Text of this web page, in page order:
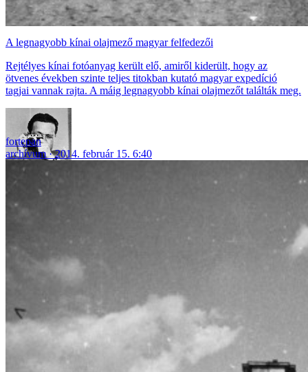
A legnagyobb kínai olajmező magyar felfedezői
Rejtélyes kínai fotóanyag került elő, amiről kiderült, hogy az
ötvenes években szinte teljes titokban kutató magyar expedíció
tagjai vannak rajta. A máig legnagyobb kínai olajmezőt találták meg.
fortepan
archívum
2014. február 15. 6:40